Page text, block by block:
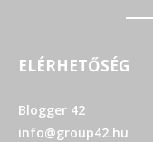
ELÉRHETŐSÉG
Blogger 42
info@group42.hu